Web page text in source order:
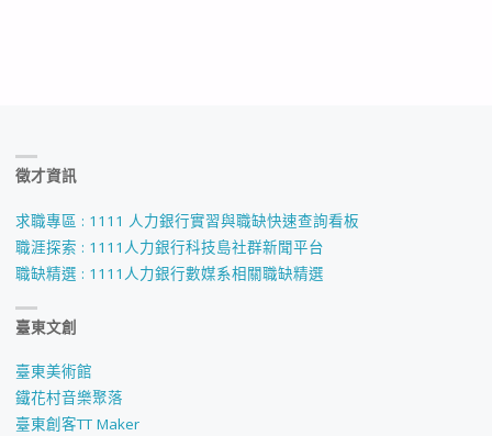
徵才資訊
求職專區 : 1111 人力銀行實習與職缺快速查詢看板
職涯探索 : 1111人力銀行科技島社群新聞平台
職缺精選 : 1111人力銀行數媒系相關職缺精選
臺東文創
臺東美術館
鐵花村音樂聚落
臺東創客TT Maker